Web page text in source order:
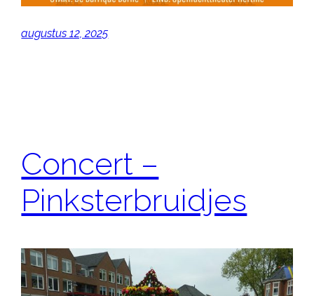
augustus 12, 2025
Concert –
Pinksterbruidjes